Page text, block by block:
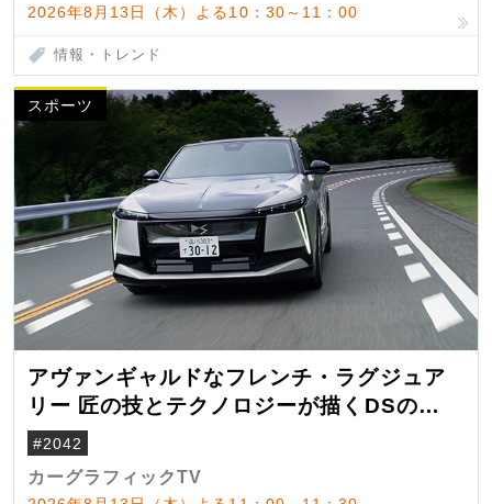
2026年8月13日（木）よる10：30～11：00
情報・トレンド
スポーツ
アヴァンギャルドなフレンチ・ラグジュア
リー 匠の技とテクノロジーが描くDSの世
界観
#2042
カーグラフィックTV